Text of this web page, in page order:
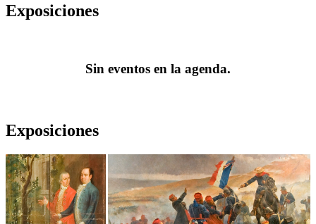
Exposiciones
Sin eventos en la agenda.
Exposiciones